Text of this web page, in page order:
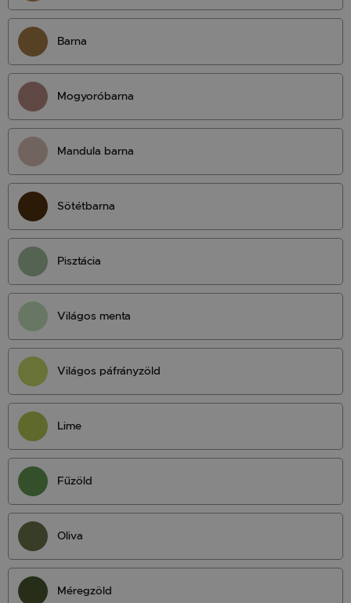
Barna
Mogyoróbarna
Mandula barna
Sötétbarna
Pisztácia
Világos menta
Világos páfrányzöld
Lime
Fűzöld
Oliva
Méregzöld